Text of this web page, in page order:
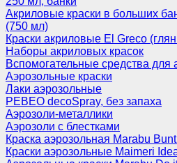
Акриловые краски в больших
(750 мл)
Краски акриловые El Greco
Наборы акриловых красок
Вспомогательные средства для
Аэрозольные краски
Лаки аэрозольные
PEBEO decoSpray, без запаха
Аэрозоли-металлики
Аэрозоли с блестками
Краска аэрозольная Marabu
Краски аэрозольные Maimeri